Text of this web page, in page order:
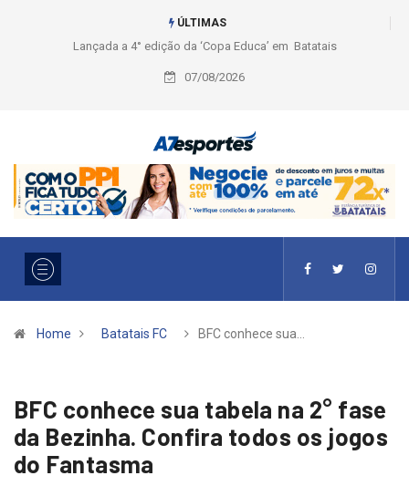
ÚLTIMAS
Liga 2026: Equipes rompem com a LABE na Série Ouro e entidade define
a 2° fase, times e formato
07/08/2026
Home Batatais FC BFC conhece sua…
BFC conhece sua tabela na 2° fase
da Bezinha. Confira todos os jogos
do Fantasma